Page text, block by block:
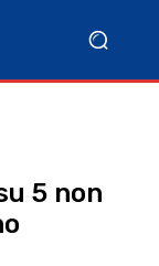
5 non